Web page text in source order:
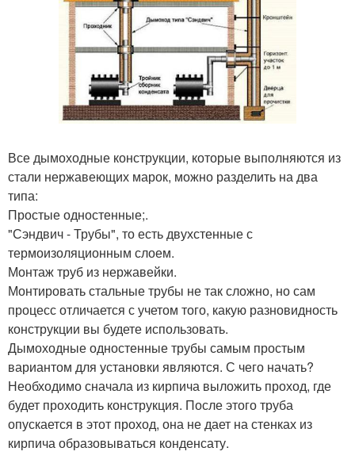
Все дымоходные конструкции, которые выполняются из
стали нержавеющих марок, можно разделить на два
типа:
Простые одностенные;.
"Сэндвич - Трубы", то есть двухстенные с
термоизоляционным слоем.
Монтаж труб из нержавейки.
Монтировать стальные трубы не так сложно, но сам
процесс отличается с учетом того, какую разновидность
конструкции вы будете использовать.
Дымоходные одностенные трубы самым простым
вариантом для установки являются. С чего начать?
Необходимо сначала из кирпича выложить проход, где
будет проходить конструкция. После этого труба
опускается в этот проход, она не дает на стенках из
кирпича образовываться конденсату.